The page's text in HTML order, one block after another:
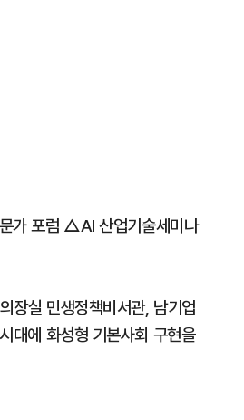
포럼 △AI 산업기술세미나
장실 민생정책비서관, 남기업
대에 화성형 기본사회 구현을